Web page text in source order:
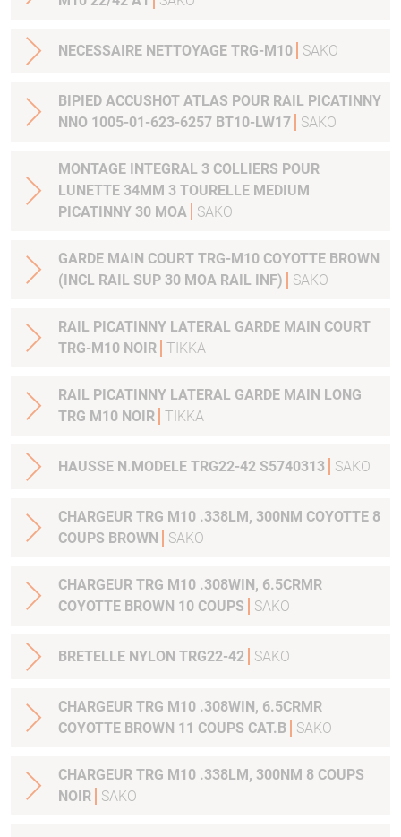
NECESSAIRE NETTOYAGE TRG-M10 SAKO
BIPIED ACCUSHOT ATLAS POUR RAIL PICATINNY
NNO 1005-01-623-6257 BT10-LW17
SAKO
MONTAGE INTEGRAL 3 COLLIERS POUR
LUNETTE 34MM 3 TOURELLE MEDIUM
PICATINNY 30 MOA
SAKO
GARDE MAIN COURT TRG-M10 COYOTTE BROWN
(INCL RAIL SUP 30 MOA RAIL INF)
SAKO
RAIL PICATINNY LATERAL GARDE MAIN COURT
TRG-M10 NOIR TIKKA
RAIL PICATINNY LATERAL GARDE MAIN LONG
TRG M10 NOIR TIKKA
HAUSSE N.MODELE TRG22-42 S5740313 SAKO
CHARGEUR TRG M10 .338LM, 300NM COYOTTE 8
COUPS BROWN
SAKO
CHARGEUR TRG M10 .308WIN, 6.5CRMR
COYOTTE BROWN 10 COUPS
SAKO
BRETELLE NYLON TRG22-42 SAKO
CHARGEUR TRG M10 .308WIN, 6.5CRMR
COYOTTE BROWN 11 COUPS CAT.B
SAKO
CHARGEUR TRG M10 .338LM, 300NM 8 COUPS
NOIR
SAKO